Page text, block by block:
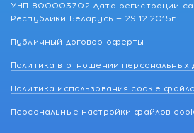
УНП 800003702 Дата регистрации
Республики Беларусь — 29.12.2015г
Публичный договор оферты
Политика в отношении персональных
Политика использования cookie
Персональные настройки файлов